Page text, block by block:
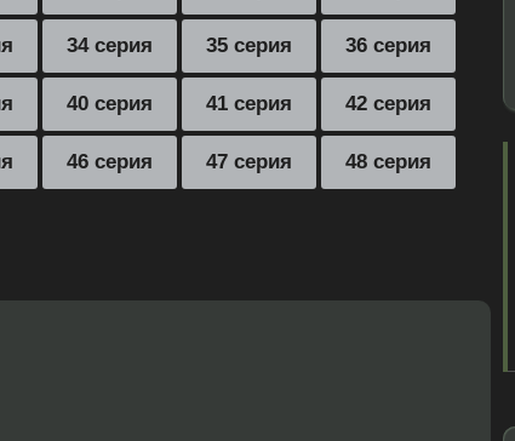
34 серия 35 серия 36 серия
40 серия 41 серия 42 серия
46 серия 47 серия 48 серия